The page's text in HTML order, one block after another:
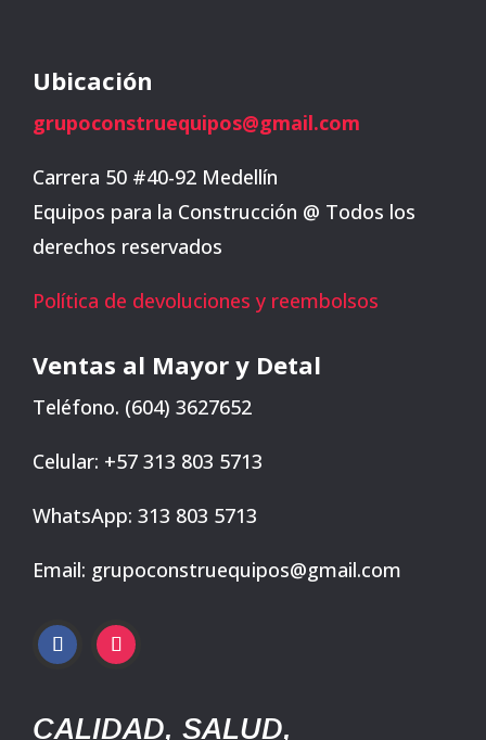
Ubicación
grupoconstruequipos@gmail.com
Carrera 50 #40-92 Medellín
Equipos para la Construcción @ Todos los
derechos reservados
Política de devoluciones y reembolsos
Ventas al Mayor y Detal
Teléfono. (604) 3627652
Celular: +57 313 803 5713
WhatsApp: 313 803 5713
Email: grupoconstruequipos@gmail.com
CALIDAD, SALUD,